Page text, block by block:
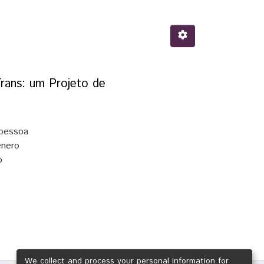
um Projeto de
We collect and process your personal information for